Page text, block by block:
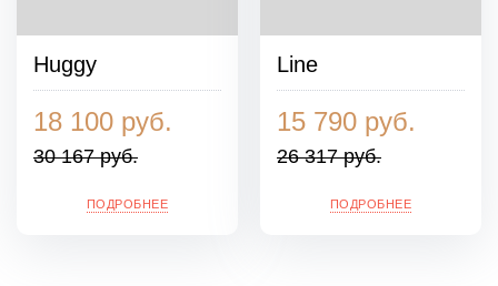
Huggy
18 100 руб.
30 167 руб.
ПОДРОБНЕЕ
Line
15 790 руб.
26 317 руб.
ПОДРОБНЕЕ